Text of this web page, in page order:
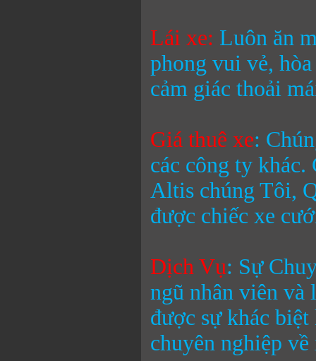
Lái xe: Luôn ăn
phong vui vẻ,
cảm giác thoải
Giá thuê xe:
các công ty
Altis chúng Tôi,
được chiếc xe
Dịch Vụ: Sự
ngũ nhân viên và
được sự khác
chuyên nghiệp